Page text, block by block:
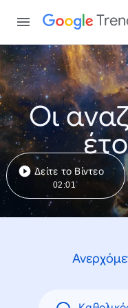
Οι
Δείτε το Βίντεο
02:01